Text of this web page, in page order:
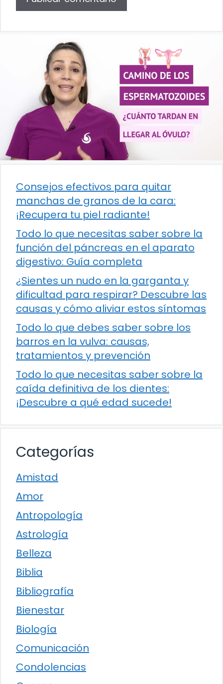
Consejos efectivos para quitar
manchas de granos de la cara:
¡Recupera tu piel radiante!
Todo lo que necesitas saber sobre la
función del páncreas en el aparato
digestivo: Guía completa
¿Sientes un nudo en la garganta y
dificultad para respirar? Descubre las
causas y cómo aliviar estos síntomas
Todo lo que debes saber sobre los
barros en la vulva: causas,
tratamientos y prevención
Todo lo que necesitas saber sobre la
caída definitiva de los dientes:
¡Descubre a qué edad sucede!
Categorías
Amistad
Amor
Antropología
Astrología
Belleza
Biblia
Bibliografía
Bienestar
Biología
Comunicación
Condolencias